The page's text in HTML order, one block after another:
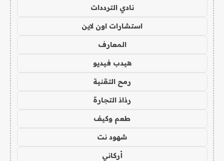
نادي الترددات
استشارات اون لاين
المعارف
هيدب فيديو
رمح التقنية
رذاذ التجارة
طعم وكيف
شهود نت
أركاني